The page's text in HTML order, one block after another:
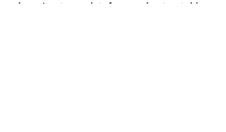
nécessitant une plateforme robuste, stable